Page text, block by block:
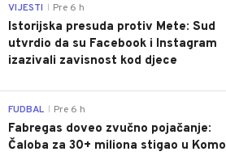
VIJESTI Pre 6 h
Istorijska presuda protiv Mete: Sud
utvrdio da su Facebook i Instagram
izazivali zavisnost kod djece
FUDBAL Pre 6 h
Fabregas doveo zvučno pojačanje:
Čaloba za 30+ miliona stigao u Komo